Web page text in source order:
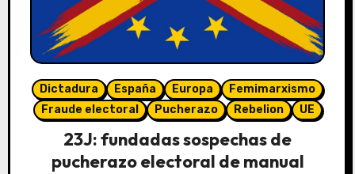
Dictadura España Europa
Femimarxismo
Fraude electoral
Pucherazo Rebelion UE
23J: fundadas sospechas de
pucherazo electoral de manual